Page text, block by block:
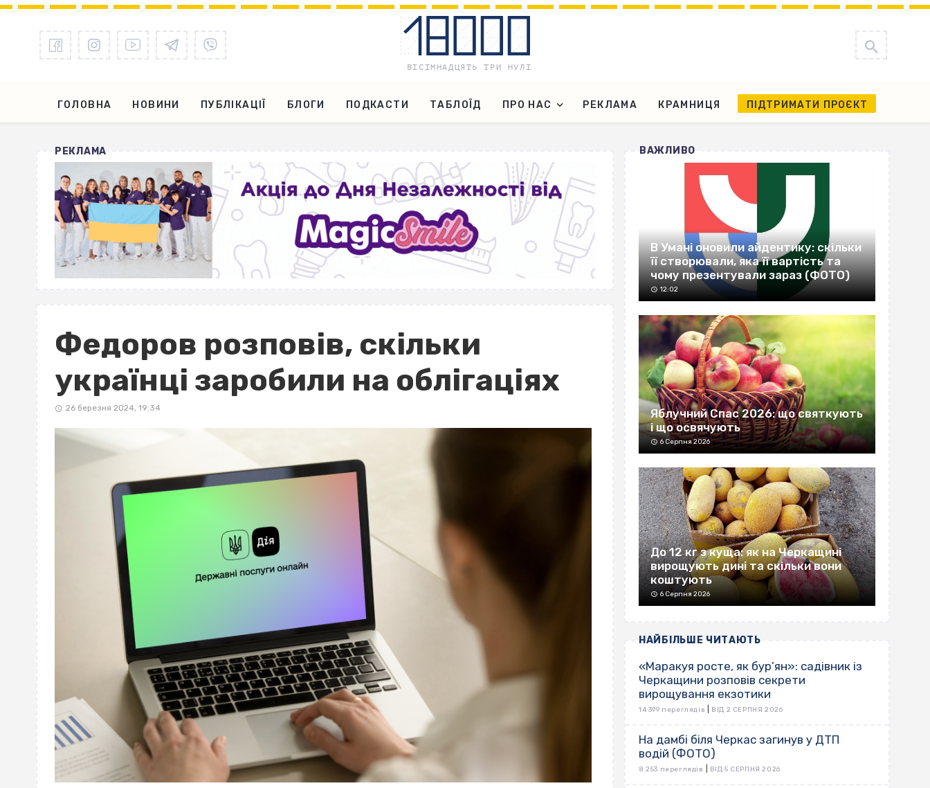
ГОЛОВНА НОВИНИ ПУБЛІКАЦІЇ БЛОГИ ПОДКАСТИ ТАБЛОЇД ПРО НАС РЕКЛАМА КРАМНИЦЯ ПІДТРИМАТИ ПРОЄКТ
РЕКЛАМА
Федоров розповів, скільки
українці заробили на облігаціях
26 березня 2024, 19:34
ВАЖЛИВО
В Умані оновили айдентику: скільки
її створювали, яка її вартість та
чому презентували зараз (ФОТО)
12:02
Яблучний Спас 2026: що святкують
і що освячують
6 Серпня 2026
До 12 кг з куща: як на Черкащині
вирощують дині та скільки вони
коштують
6 Серпня 2026
НАЙБІЛЬШЕ ЧИТАЮТЬ
«Маракуя росте, як бур’ян»: садівник із
Черкащини розповів секрети
вирощування екзотики
14 399 переглядів ВІД 2 СЕРПНЯ 2026
На дамбі біля Черкас загинув у ДТП
водій (ФОТО)
8 253 переглядів ВІД 5 СЕРПНЯ 2026